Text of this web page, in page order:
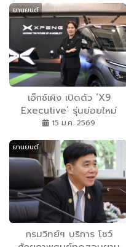
ยานยนต์
เอ็กซ์เผิง เปิดตัว ‘X9
Executive’ รุ่นย่อยใหม่
‘Special Color Edition’
ที่มียอดจดทะเบียนสูงสุดครึ่ง
หลังปี68 พร้อมประกาศตรึง
ราคาทุกรุ่น ในงาน XPENG
ROADSHOW 2026 วันที่ 15-
18 ม.ค.นี้ ที่ศูนย์การค้า
เซ็นทรัล ลาดพร้าว
15 ม.ค. 2569
ยานยนต์
กรมวิทย์ฯ บริการ โชว์